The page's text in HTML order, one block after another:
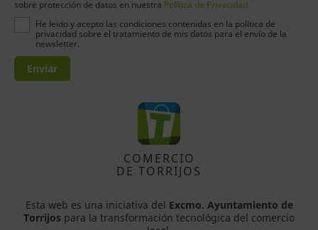
sobre protección de datos en nuestra Política de Privacidad
He leído y acepto las condiciones contenidas en la política de
privacidad sobre el tratamiento de mis datos para el envío de la
newsletter.
Enviar
COMERCIO
DE TORRIJOS
Esta web es una iniciativa del Excmo. Ayuntamiento de
Torrijos para la transformación tecnológica del comercio